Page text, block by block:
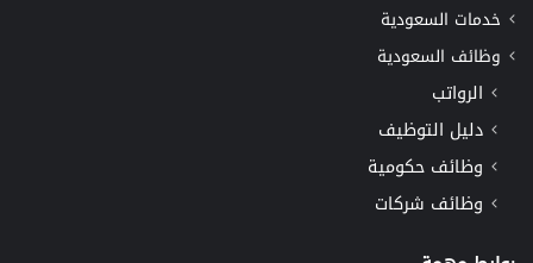
خدمات السعودية
وظائف السعودية
الرواتب
دليل التوظيف
وظائف حكومية
وظائف شركات